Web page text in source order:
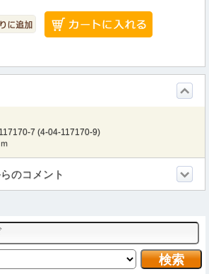
7 (4-04-117170-9)
のコメント